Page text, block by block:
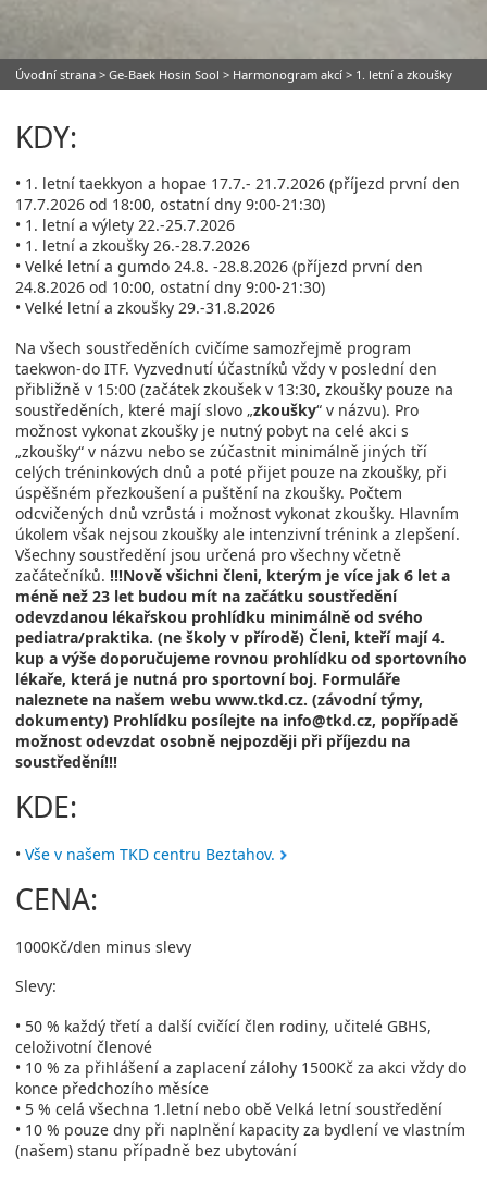
Úvodní strana > Ge-Baek Hosin Sool > Harmonogram akcí > 1. letní a zkoušky
KDY:
• 1. letní taekkyon a hopae 17.7.- 21.7.2026 (příjezd první den
17.7.2026 od 18:00, ostatní dny 9:00-21:30)
• 1. letní a výlety 22.-25.7.2026
• 1. letní a zkoušky 26.-28.7.2026
• Velké letní a gumdo 24.8. -28.8.2026 (příjezd první den
24.8.2026 od 10:00, ostatní dny 9:00-21:30)
• Velké letní a zkoušky 29.-31.8.2026
Na všech soustředěních cvičíme samozřejmě program
taekwon-do ITF. Vyzvednutí účastníků vždy v poslední den
přibližně v 15:00 (začátek zkoušek v 13:30, zkoušky pouze na
soustředěních, které mají slovo „zkoušky“ v názvu). Pro
možnost vykonat zkoušky je nutný pobyt na celé akci s
„zkoušky“ v názvu nebo se zúčastnit minimálně jiných tří
celých tréninkových dnů a poté přijet pouze na zkoušky, při
úspěšném přezkoušení a puštění na zkoušky. Počtem
odcvičených dnů vzrůstá i možnost vykonat zkoušky. Hlavním
úkolem však nejsou zkoušky ale intenzivní trénink a zlepšení.
Všechny soustředění jsou určená pro všechny včetně
začátečníků. !!!Nově všichni členi, kterým je více jak 6 let a
méně než 23 let budou mít na začátku soustředění
odevzdanou lékařskou prohlídku minimálně od svého
pediatra/praktika. (ne školy v přírodě) Členi, kteří mají 4.
kup a výše doporučujeme rovnou prohlídku od sportovního
lékaře, která je nutná pro sportovní boj. Formuláře
naleznete na našem webu www.tkd.cz. (závodní týmy,
dokumenty) Prohlídku posílejte na info@tkd.cz, popřípadě
možnost odevzdat osobně nejpozději při příjezdu na
soustředění!!!
KDE:
• Vše v našem TKD centru Beztahov.
CENA:
1000Kč/den minus slevy
Slevy:
• 50 % každý třetí a další cvičící člen rodiny, učitelé GBHS,
celoživotní členové
• 10 % za přihlášení a zaplacení zálohy 1500Kč za akci vždy do
konce předchozího měsíce
• 5 % celá všechna 1.letní nebo obě Velká letní soustředění
• 10 % pouze dny při naplnění kapacity za bydlení ve vlastním
(našem) stanu případně bez ubytování